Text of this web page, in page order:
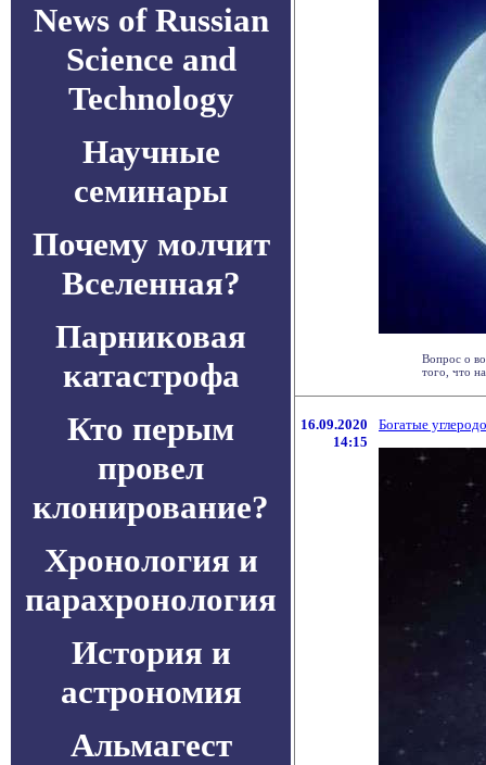
News of Russian
Science and
Technology
Научные
семинары
Почему молчит
Вселенная?
Парниковая
катастрофа
Кто перым
провел
клонирование?
Хронология и
парахронология
История и
астрономия
Альмагест
Вопрос о
того, что
16.09.2020
14:15
Богатые